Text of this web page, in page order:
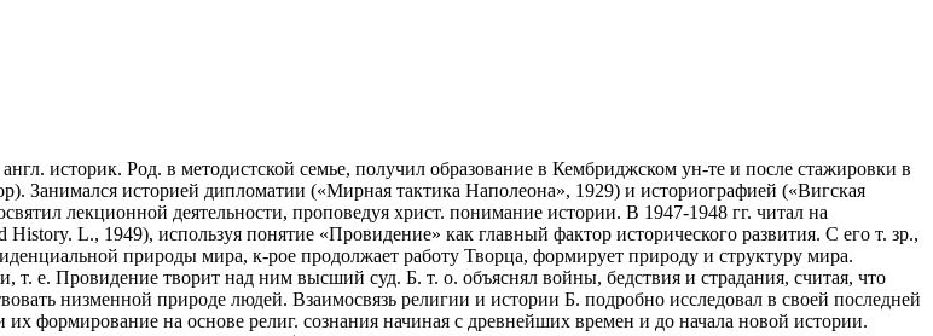
историк. Род. в методистской семье, получил образование в Кембриджском ун-те и после стажировки в
Занимался историей дипломатии («Мирная тактика Наполеона», 1929) и историографией («Вигская
лекционной деятельности, проповедуя христ. понимание истории. В 1947-1948 гг. читал на
L., 1949), используя понятие «Провидение» как главный фактор исторического развития. С его т. зр.,
природы мира, к-рое продолжает работу Творца, формирует природу и структуру мира.
т. е. Провидение творит над ним высший суд. Б. т. о. объяснял войны, бедствия и страдания, считая, что
низменной природе людей. Взаимосвязь религии и истории Б. подробно исследовал в своей последней
формирование на основе религ. сознания начиная с древнейших времен и до начала новой истории.